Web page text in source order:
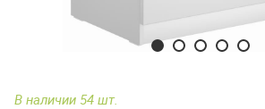
В наличии 54 шт.